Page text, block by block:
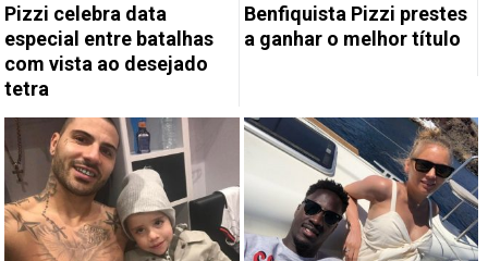
Pizzi celebra data
especial entre batalhas
com vista ao desejado
tetra
Benfiquista Pizzi prestes
a ganhar o melhor título